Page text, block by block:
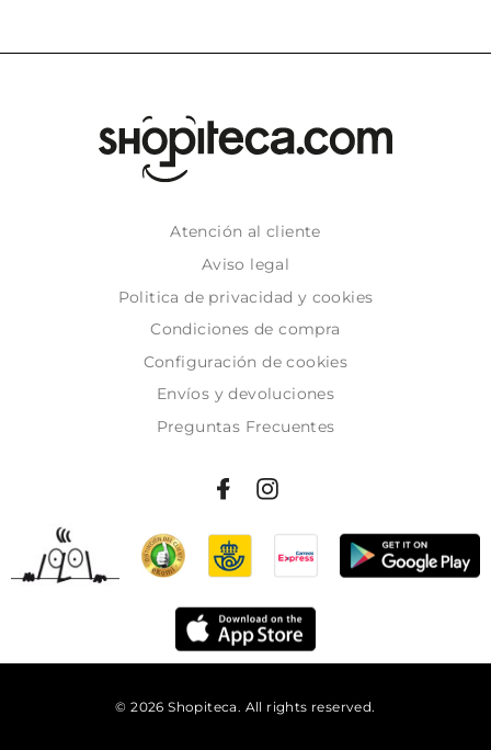
Atención al cliente
Aviso legal
Politica de privacidad y cookies
Condiciones de compra
Configuración de cookies
Envíos y devoluciones
Preguntas Frecuentes
© 2026 Shopiteca. All rights reserved.